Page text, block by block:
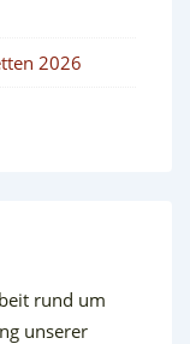
2026
rund um
unserer